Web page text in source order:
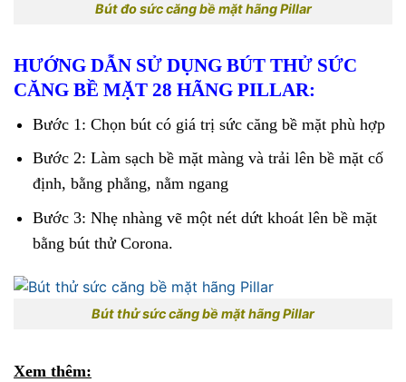
Bút đo sức căng bề mặt hãng Pillar
HƯỚNG DẪN SỬ DỤNG BÚT THỬ SỨC
CĂNG BỀ MẶT 28 HÃNG PILLAR:
Bước 1: Chọn bút có giá trị sức căng bề mặt phù hợp
Bước 2: Làm sạch bề mặt màng và trải lên bề mặt cố
định, bằng phẳng, nằm ngang
Bước 3: Nhẹ nhàng vẽ một nét dứt khoát lên bề mặt
bằng bút thử Corona.
Bút thử sức căng bề mặt hãng Pillar
Xem thêm: